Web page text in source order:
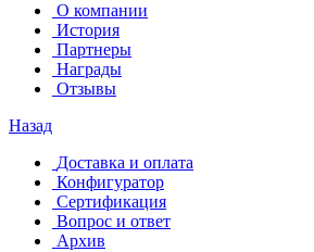
О компании
История
Партнеры
Награды
Отзывы
Назад
Доставка и оплата
Конфигуратор
Сертификация
Вопрос и ответ
Архив